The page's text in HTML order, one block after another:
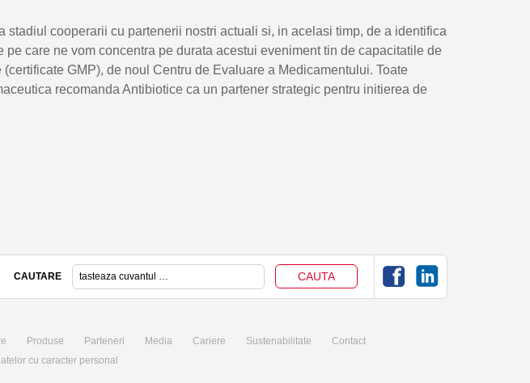
stadiul cooperarii cu partenerii nostri actuali si, in acelasi timp, de a identifica
care ne vom concentra pe durata acestui eveniment tin de capacitatile de
GMP), de noul Centru de Evaluare a Medicamentului. Toate
recomanda Antibiotice ca un partener strategic pentru initierea de
CAUTARE
Produse Parteneri Media Cariere Sustenabilitate
Contact
cu caracter personal